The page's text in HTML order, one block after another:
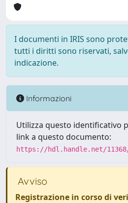
I documenti in IRIS sono
tutti i diritti sono riservati,
indicazione.
Informazioni
Utilizza questo identificativo
link a questo documento:
https://hdl.handle.net/11368/
Avviso
Registrazione in corso di